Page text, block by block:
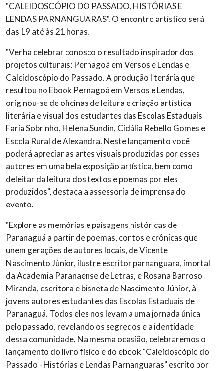
"CALEIDOSCÓPIO DO PASSADO, HISTÓRIAS E
LENDAS PARNANGUARAS". O encontro artístico será
das 19 até às 21 horas.
"Venha celebrar conosco o resultado inspirador dos
projetos culturais: Pernagoá em Versos e Lendas e
Caleidoscópio do Passado. A produção literária que
resultou no Ebook Pernagoá em Versos e Lendas,
originou-se de oficinas de leitura e criação artística
literária e visual dos estudantes das Escolas Estaduais
Faria Sobrinho, Helena Sundin, Cidália Rebello Gomes e
Escola Rural de Alexandra. Neste lançamento você
poderá apreciar as artes visuais produzidas por esses
autores em uma bela exposição artística, bem como
deleitar da leitura dos textos e poemas por eles
produzidos", destaca a assessoria de imprensa do
evento.
"Explore as memórias e paisagens históricas de
Paranaguá a partir de poemas, contos e crônicas que
unem gerações de autores locais, de Vicente
Nascimento Júnior, ilustre escritor parnanguara, imortal
da Academia Paranaense de Letras, e Rosana Barroso
Miranda, escritora e bisneta de Nascimento Júnior, à
jovens autores estudantes das Escolas Estaduais de
Paranaguá. Todos eles nos levam a uma jornada única
pelo passado, revelando os segredos e a identidade
dessa comunidade. Na mesma ocasião, celebraremos o
lançamento do livro físico e do ebook "Caleidoscópio do
Passado - Histórias e Lendas Parnanguaras" escrito por